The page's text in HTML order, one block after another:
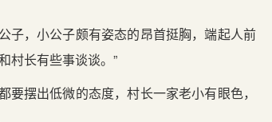
子，小公子颇有姿态的昂首挺胸，端起人前
村长有些事谈谈。”
摆出低微的态度，村长一家老小有眼色，